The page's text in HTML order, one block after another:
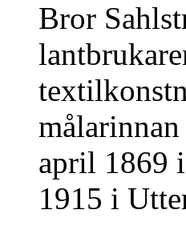
Bror
april 1869
1915 i